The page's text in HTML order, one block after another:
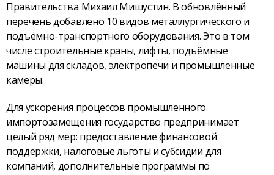
Правительства Михаил Мишустин. В обновлённый
перечень добавлено 10 видов металлургического и
подъёмно-транспортного оборудования. Это в том
числе строительные краны, лифты, подъёмные
машины для складов, электропечи и промышленные
камеры.
Для ускорения процессов промышленного
импортозамещения государство предпринимает
целый ряд мер: предоставление финансовой
поддержки, налоговые льготы и субсидии для
компаний, дополнительные программы по